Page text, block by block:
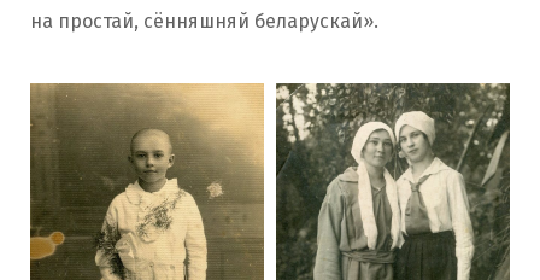
на простай, сённяшняй беларускай».